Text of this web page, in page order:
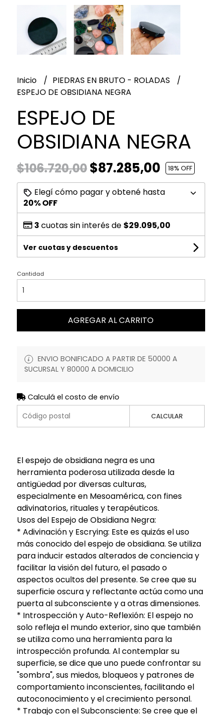
Inicio
PIEDRAS EN BRUTO - ROLADAS
ESPEJO DE OBSIDIANA NEGRA
ESPEJO DE
OBSIDIANA NEGRA
$106.720,00$87.285,00 18% OFF
Elegí cómo pagar y obtené hasta
20% OFF
3 cuotas sin interés de $29.095,00
Ver cuotas y descuentos
Cantidad
AGREGAR AL CARRITO
ENVIO BONIFICADO A PARTIR DE 50000 A
SUCURSAL Y 80000 A DOMICILIO
Calculá el costo de envío
CALCULAR
El espejo de obsidiana negra es una
herramienta poderosa utilizada desde la
antigüedad por diversas culturas,
especialmente en Mesoamérica, con fines
adivinatorios, rituales y terapéuticos.
Usos del Espejo de Obsidiana Negra:
* Adivinación y Escrying: Este es quizás el uso
más conocido del espejo de obsidiana. Se utiliza
para inducir estados alterados de conciencia y
facilitar la visión del futuro, el pasado o
aspectos ocultos del presente. Se cree que su
superficie oscura y reflectante actúa como una
puerta al subconsciente y a otras dimensiones.
* Introspección y Auto-Reflexión: El espejo no
solo refleja el mundo exterior, sino que también
se utiliza como una herramienta para la
introspección profunda. Al contemplar su
superficie, se dice que uno puede confrontar su
"sombra", sus miedos, bloqueos y patrones de
comportamiento inconscientes, facilitando el
autoconocimiento y el crecimiento personal.
* Trabajo con el Subconsciente: Se cree que el